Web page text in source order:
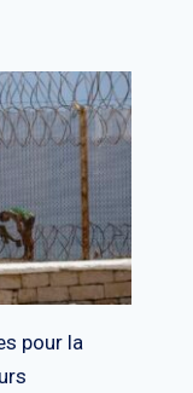
pour la